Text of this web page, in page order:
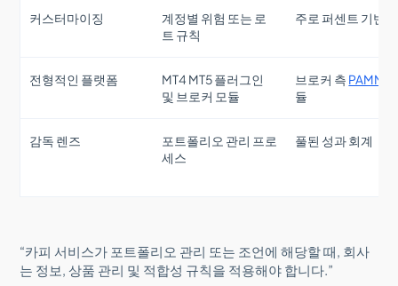
커스터마이징
계정별 위험 또는 로
트 규칙
주로 퍼센트 기반
전형적인 플랫폼
MT4 MT5 플러그인
및 브로커 모듈
브로커 측 PAMM
듈
감독 렌즈
포트폴리오 관리 프로
세스
풀된 성과 회계
“카피 서비스가 포트폴리오 관리 또는 조언에 해당할 때, 회사
는 정보, 상품 관리 및 적합성 규칙을 적용해야 합니다.”